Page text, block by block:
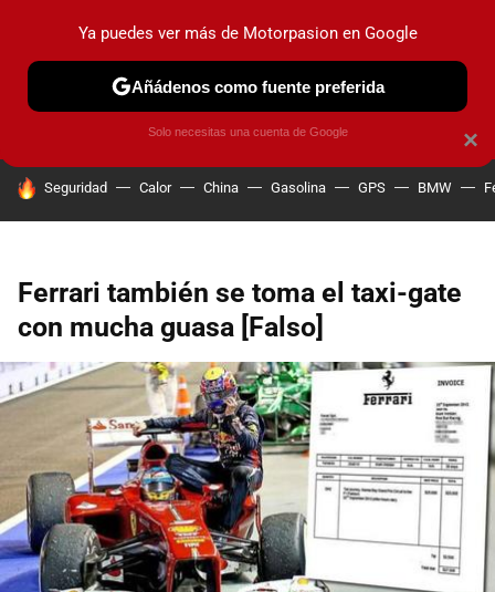
PRUEBAS COCHES ELÉCTRICOS OBSERVATORIO
HOY SE HABLA DE
Seguridad Calor China Gasolina GPS BMW
Ferrari también se toma el taxi-gate
con mucha guasa [Falso]
×
Ya puedes ver más de Motorpasion en Google
Añádenos como fuente preferida
Solo necesitas una cuenta de Google